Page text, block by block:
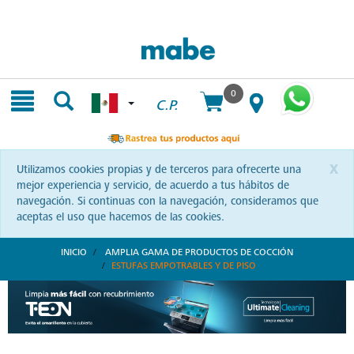
C.P.
0
x
Utilizamos cookies propias y de terceros para ofrecerte una
mejor experiencia y servicio, de acuerdo a tus hábitos de
navegación. Si continuas con la navegación, consideramos que
aceptas el uso que hacemos de las cookies.
INICIO
AMPLIA GAMA DE PRODUCTOS DE COCCIÓN
ESTUFAS EMPOTRABLES Y DE PISO